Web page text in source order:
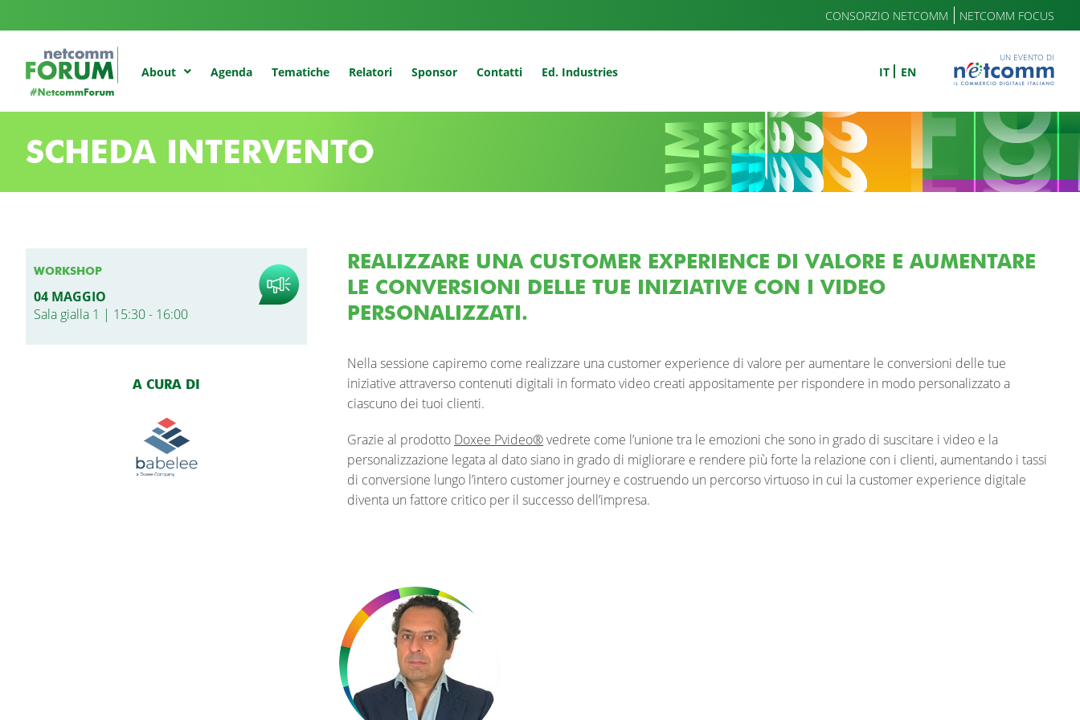
CONSORZIO NETCOMM NETCOMM FOCUS
About Agenda Tematiche Relatori Sponsor Contatti Ed. Industries IT EN
UN EVENTO DI
SCHEDA INTERVENTO
WORKSHOP
04 MAGGIO
Sala gialla 1 | 15:30 - 16:00
A CURA DI
REALIZZARE UNA CUSTOMER EXPERIENCE DI VALORE E AUMENTARE
LE CONVERSIONI DELLE TUE INIZIATIVE CON I VIDEO
PERSONALIZZATI.
Nella sessione capiremo come realizzare una customer experience di valore per aumentare le conversioni delle tue
iniziative attraverso contenuti digitali in formato video creati appositamente per rispondere in modo personalizzato a
ciascuno dei tuoi clienti.
Grazie al prodotto Doxee Pvideo®vedrete come l’unione tra le emozioni che sono in grado di suscitare i video e la
personalizzazione legata al dato siano in grado di migliorare e rendere più forte la relazione con i clienti, aumentando i tassi
di conversione lungo l’intero customer journey e costruendo un percorso virtuoso in cui la customer experience digitale
diventa un fattore critico per il successo dell’impresa.